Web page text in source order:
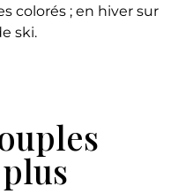
colorés ; en hiver sur
ski.